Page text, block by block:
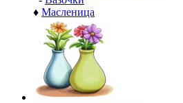
♦ Масленица